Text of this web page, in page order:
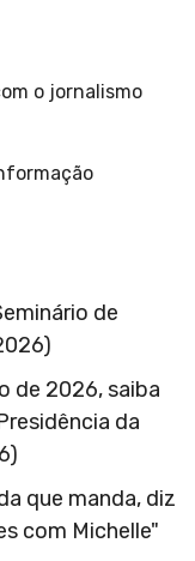
o jornalismo
de
de 2026, saiba
da
que manda, diz
com Michelle"